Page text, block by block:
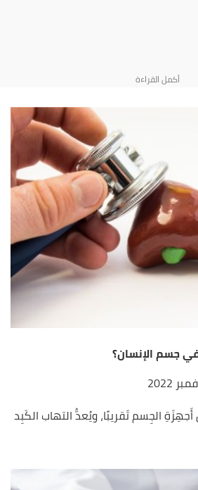
جسم الإنسان؟
الجِسم تَقريبًا، ويُعدُّ التهاب الكَبِد